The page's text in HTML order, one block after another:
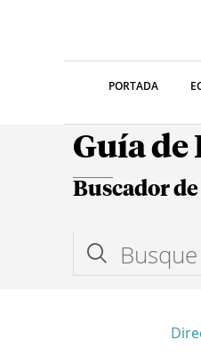
PORTADA
Guía de
Buscador